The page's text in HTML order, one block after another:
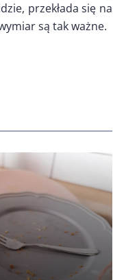
przekłada się na
są tak ważne.